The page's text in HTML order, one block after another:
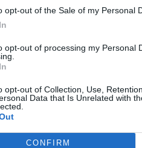
opt-out of the Sale of my Personal
opt-out of processing my Personal
opt-out of Collection, Use,
Data that Is Unrelated with
CONFIRM
- ingyenes